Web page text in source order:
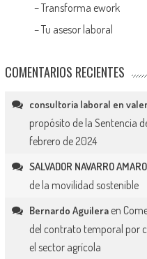
–Transforma ework
–Tu asesor laboral
COMENTARIOS RECIENTES
consultoria laboral en
propósito de la Sentencia
febrero de 2024
SALVADOR NAVARRO AMARO
de la movilidad sostenible
Bernardo Aguileraen
del contrato temporal por
el sector agrícola